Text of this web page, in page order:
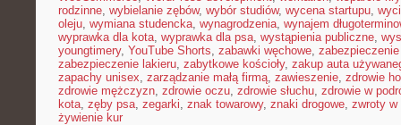
rodzinne, wybielanie zębów, wybór studiów, wycena startupu,
oleju, wymiana studencka, wynagrodzenia, wynajem
wyprawka dla kota, wyprawka dla psa, wystąpienia publiczne,
youngtimery, YouTube Shorts, zabawki węchowe,
zabezpieczenie lakieru, zabytkowe kościoły, zakup auta
zapachy unisex, zarządzanie małą firmą, zawieszenie, zdrowie
zdrowie mężczyzn, zdrowie oczu, zdrowie słuchu, zdrowie w
kota, zęby psa, zegarki, znak towarowy, znaki drogowe, zwroty w
żywienie kur